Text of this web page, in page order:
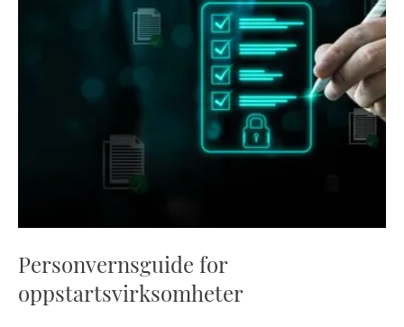
Personvernsguide for
oppstartsvirksomheter